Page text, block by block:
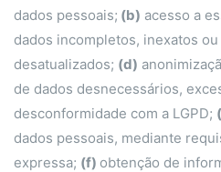
dados pessoais; (b) acesso a
dados incompletos, inexatos ou
desatualizados; (d)
de dados desnecessários,
desconformidade com a LGPD;
dados pessoais, mediante
expressa; (f) obtenção de